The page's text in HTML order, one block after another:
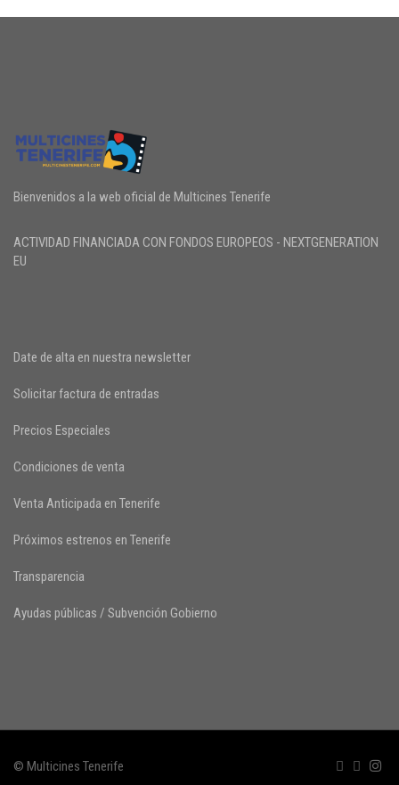
Bienvenidos a la web oficial de Multicines Tenerife
ACTIVIDAD FINANCIADA CON FONDOS EUROPEOS - NEXTGENERATION
EU
Date de alta en nuestra newsletter
Solicitar factura de entradas
Precios Especiales
Condiciones de venta
Venta Anticipada en Tenerife
Próximos estrenos en Tenerife
Transparencia
Ayudas públicas / Subvención Gobierno
© Multicines Tenerife